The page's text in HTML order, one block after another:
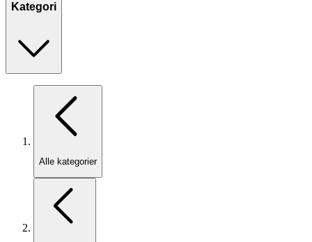
Kategori
Alle kategorier